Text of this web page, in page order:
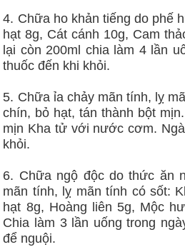
4. Chữa ho khản tiếng do phế
hạt 8g, Cát cánh 10g, Cam
lại còn 200ml chia làm 4 lần
thuốc đến khi khỏi.
5. Chữa ỉa chảy mãn tính, lỵ
chín, bỏ hạt, tán thành bột
mịn Kha tử với nước cơm.
khỏi.
6. Chữa ngộ độc do thức ăn
mãn tính, lỵ mãn tính có sốt:
hạt 8g, Hoàng liên 5g, Mộc
Chia làm 3 lần uống trong
để nguội.